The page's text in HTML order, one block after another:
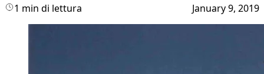
1 min di lettura January 9, 2019